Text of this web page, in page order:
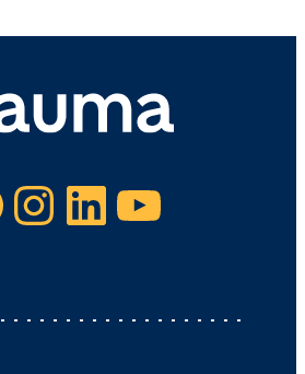
Instagram LinkedIn YouTube